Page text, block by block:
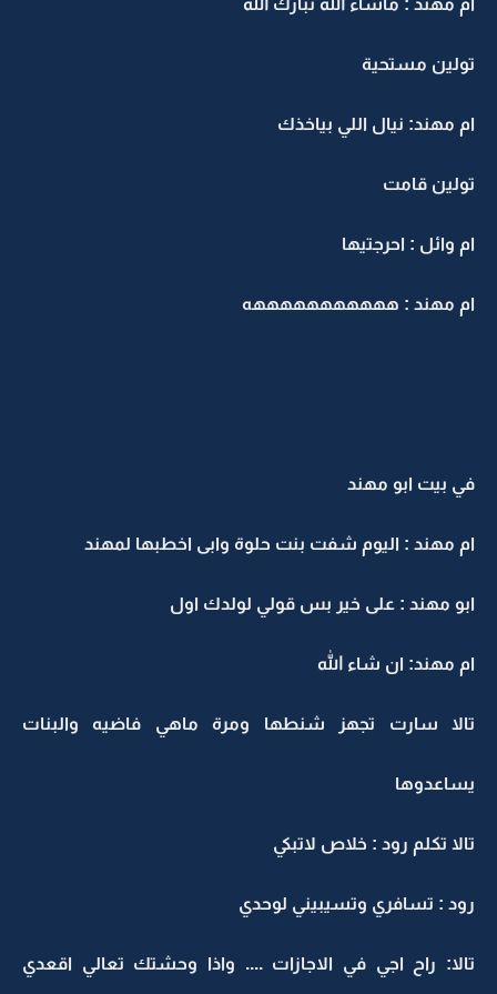
ام مهند : ماشاء الله تبارك الله
تولين مستحية
ام مهند: نيال اللي بياخذك
تولين قامت
ام وائل : احرجتيها
ام مهند : هههههههههههه
في بيت ابو مهند
ام مهند : اليوم شفت بنت حلوة وابى اخطبها لمهند
ابو مهند : على خير بس قولي لولدك اول
ام مهند: ان شاء الله
تالا سارت تجهز شنطها ومرة ماهي فاضيه والبنات
يساعدوها
تالا تكلم رود : خلاص لاتبكي
رود : تسافري وتسيبيني لوحدي
تالا: راح اجي في الاجازات .... واذا وحشتك تعالي اقعدي